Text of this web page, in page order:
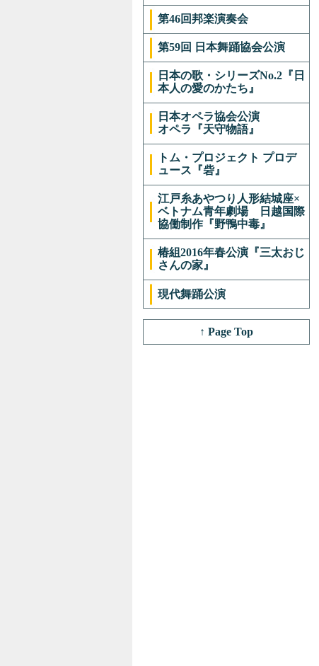
第46回邦楽演奏会
第59回 日本舞踊協会公演
日本の歌・シリーズNo.2『日
本人の愛のかたち』
日本オペラ協会公演
オペラ『天守物語』
トム・プロジェクト プロデ
ュース『砦』
江戸糸あやつり人形結城座×
ベトナム青年劇場 日越国際
協働制作『野鴨中毒』
椿組2016年春公演『三太おじ
さんの家』
現代舞踊公演
↑ Page Top